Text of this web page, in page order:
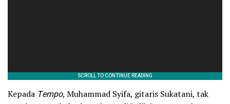
Kepada Tempo, Muhammad Syifa, gitaris Sukatani, tak